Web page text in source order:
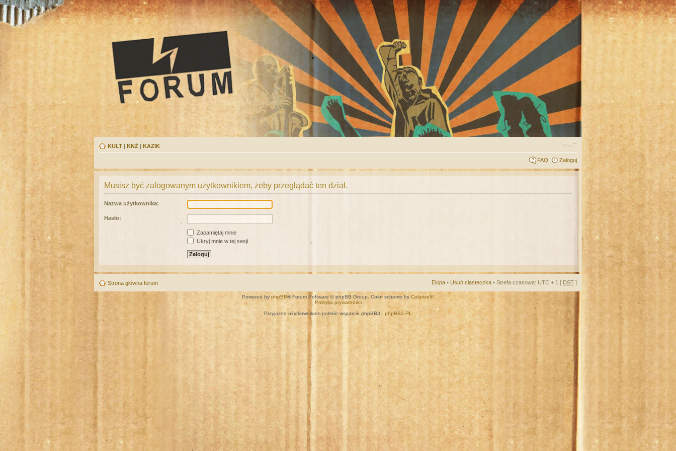
KULT | KNŻ | KAZIK
FAQ Zaloguj
Musisz być zalogowanym użytkownikiem, żeby przeglądać ten dział.
Nazwa użytkownika:
Hasło:
Zapamiętaj mnie
Ukryj mnie w tej sesji
Strona główna forum Ekipa • Usuń ciasteczka • Strefa czasowa: UTC + 1 [ DST ]
Powered by phpBB® Forum Software © phpBB Group. Color scheme by ColorizeIt!
Polityka prywatności
Przyjazne użytkownikom polskie wsparcie phpBB3 - phpBB3.PL